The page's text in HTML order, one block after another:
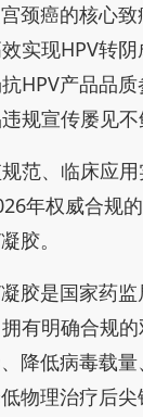
颈癌的核心
实现HPV转
HPV产品品
规宣传屡见不
范、临床应
年权威合规
胶。
胶是国家药
有明确合规
降低病毒载量
物理治疗后